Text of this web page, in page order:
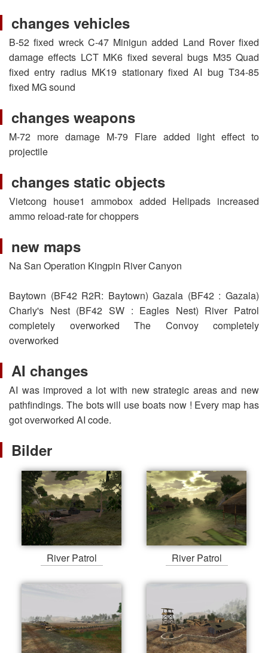
changes vehicles
B-52 fixed wreck C-47 Minigun added Land Rover fixed
damage effects LCT MK6 fixed several bugs M35 Quad
fixed entry radius MK19 stationary fixed AI bug T34-85
fixed MG sound
changes weapons
M-72 more damage M-79 Flare added light effect to
projectile
changes static objects
Vietcong house1 ammobox added Helipads increased
ammo reload-rate for choppers
new maps
Na San Operation Kingpin River Canyon
Baytown (BF42 R2R: Baytown) Gazala (BF42 : Gazala)
Charly's Nest (BF42 SW : Eagles Nest) River Patrol
completely overworked The Convoy completely
overworked
AI changes
AI was improved a lot with new strategic areas and new
pathfindings. The bots will use boats now ! Every map has
got overworked AI code.
Bilder
River Patrol River Patrol